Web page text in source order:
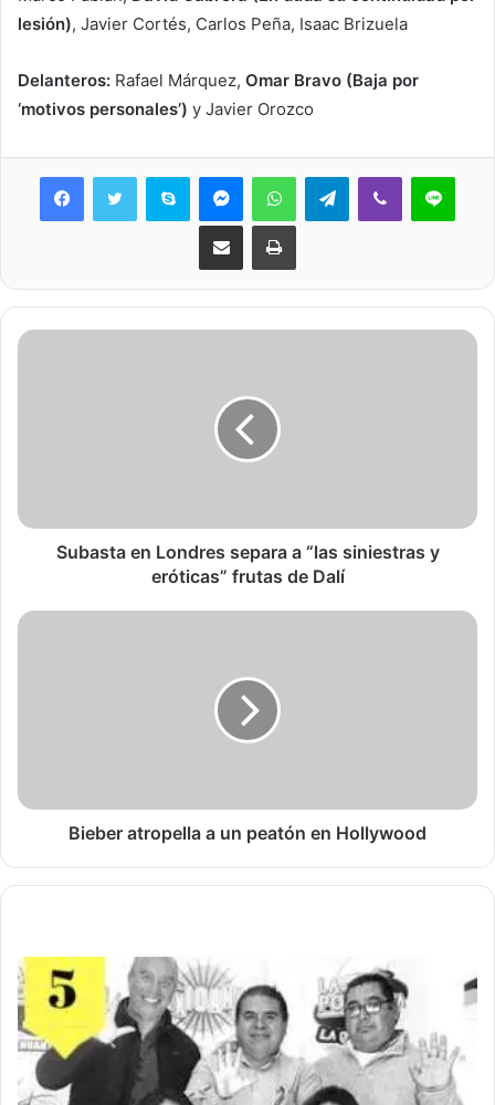
lesión), Javier Cortés, Carlos Peña, Isaac Brizuela
Delanteros: Rafael Márquez, Omar Bravo (Baja por
‘motivos personales’) y Javier Orozco
Skype MessengerWhatsAppTelegramViber Line
Share via Email Print
Subasta en Londres separa a “las siniestras y
eróticas” frutas de Dalí
Bieber atropella a un peatón en Hollywood